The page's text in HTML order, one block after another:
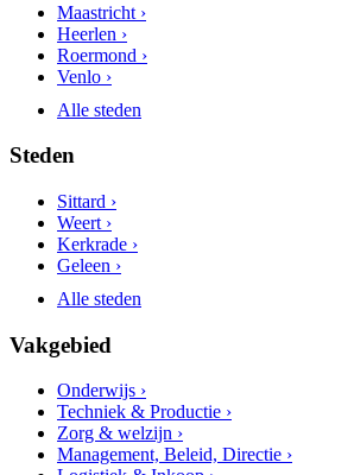
Maastricht ›
Heerlen ›
Roermond ›
Venlo ›
Alle steden
Steden
Sittard ›
Weert ›
Kerkrade ›
Geleen ›
Alle steden
Vakgebied
Onderwijs ›
Techniek & Productie ›
Zorg & welzijn ›
Management, Beleid, Directie ›